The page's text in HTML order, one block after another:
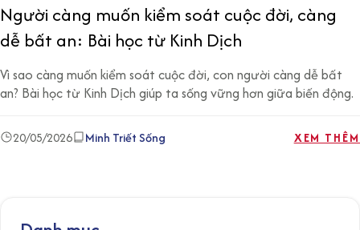
Người càng muốn kiểm soát cuộc đời, càng
dễ bất an: Bài học từ Kinh Dịch
Vì sao càng muốn kiểm soát cuộc đời, con người càng dễ bất
an? Bài học từ Kinh Dịch giúp ta sống vững hơn giữa biến động.
20/05/2026 Minh Triết Sống XEM THÊM